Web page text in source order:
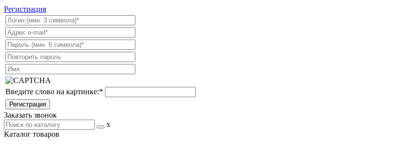
Регистрация
Введите слово на картинке:*
Заказать звонок
x
Каталог товаров